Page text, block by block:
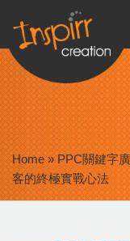
Home » PPC關鍵字
客的終極實戰心法